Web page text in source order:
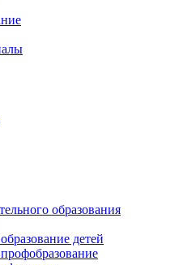
образования
детей